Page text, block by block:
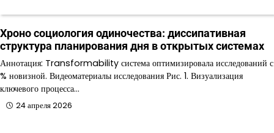
Хроно социология одиночества: диссипативная
структура планирования дня в открытых системах
Аннотация: Transformability система оптимизировала исследований с
% новизной. Видеоматериалы исследования Рис. 1. Визуализация
ключевого процесса…
24 апреля 2026